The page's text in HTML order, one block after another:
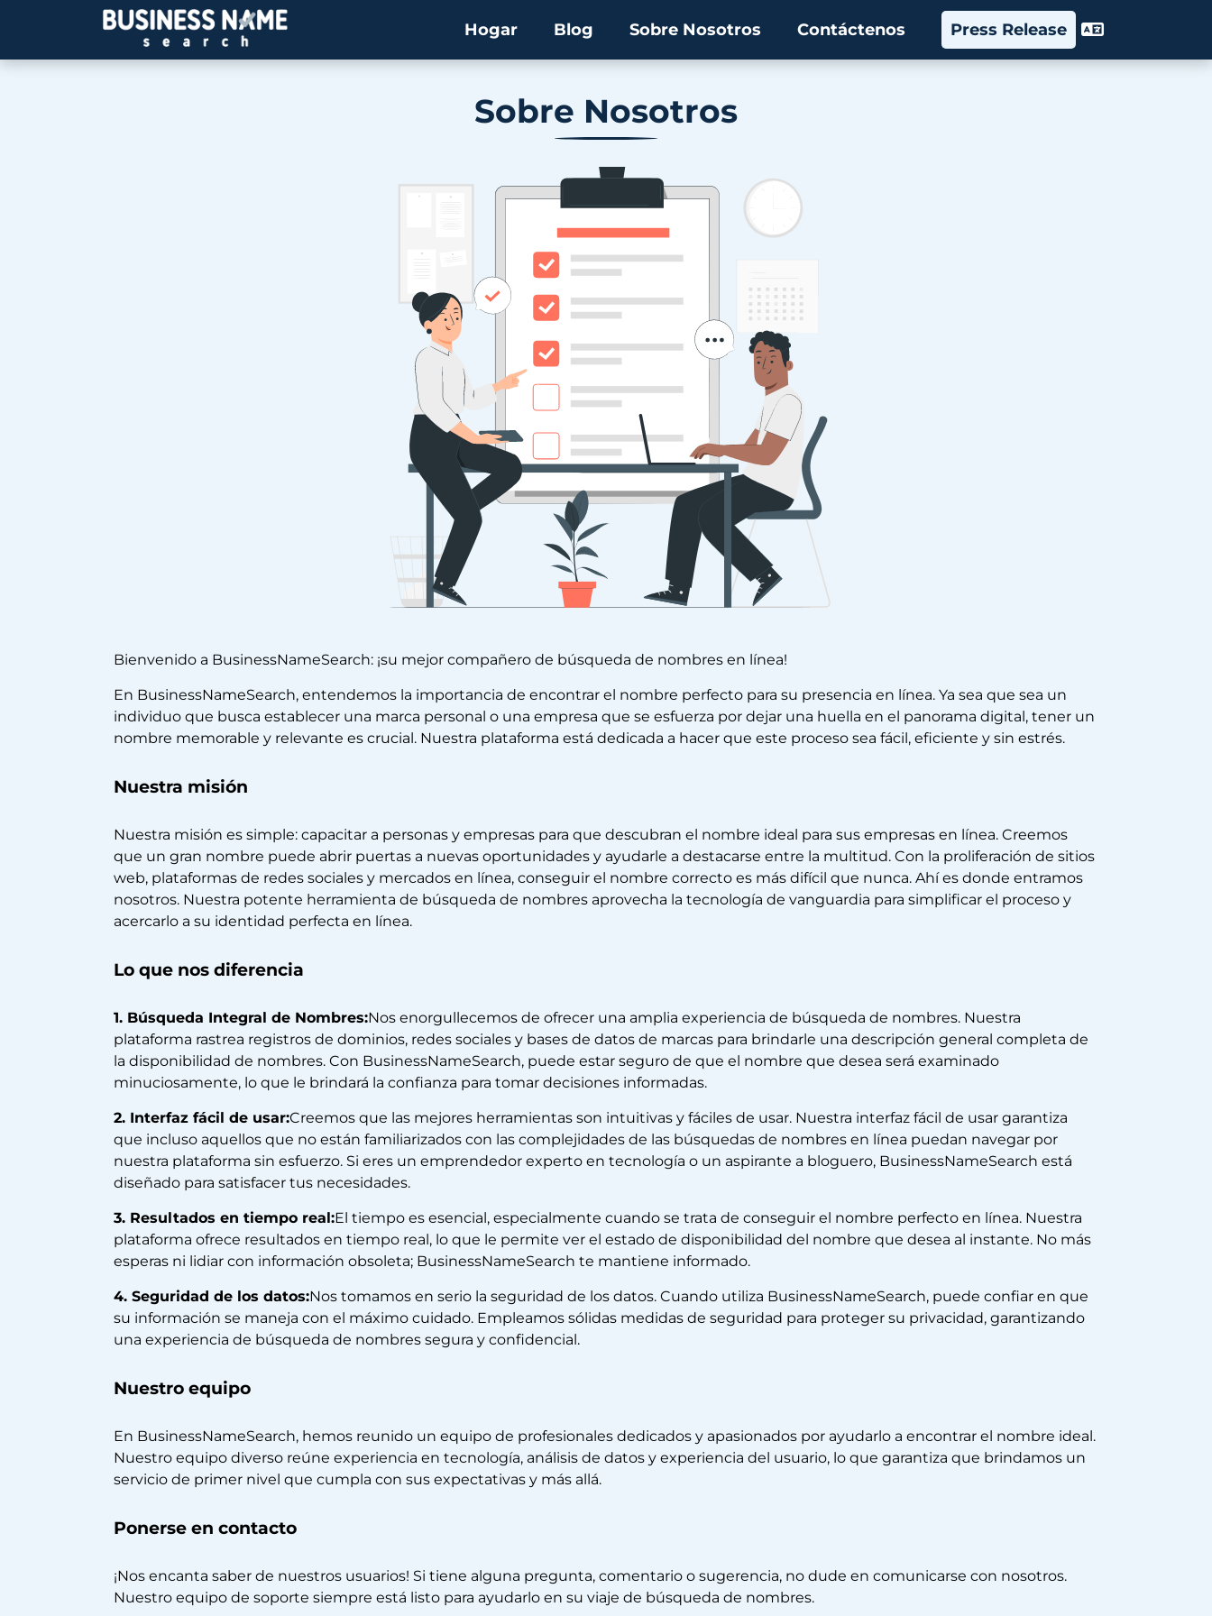
Hogar Blog Sobre Nosotros Contáctenos Press Release
Sobre Nosotros
Bienvenido a BusinessNameSearch: ¡su mejor compañero de búsqueda de nombres en línea!
En BusinessNameSearch, entendemos la importancia de encontrar el nombre perfecto para su presencia en línea. Ya sea que sea un
individuo que busca establecer una marca personal o una empresa que se esfuerza por dejar una huella en el panorama digital, tener un
nombre memorable y relevante es crucial. Nuestra plataforma está dedicada a hacer que este proceso sea fácil, eficiente y sin estrés.
Nuestra misión
Nuestra misión es simple: capacitar a personas y empresas para que descubran el nombre ideal para sus empresas en línea. Creemos
que un gran nombre puede abrir puertas a nuevas oportunidades y ayudarle a destacarse entre la multitud. Con la proliferación de sitios
web, plataformas de redes sociales y mercados en línea, conseguir el nombre correcto es más difícil que nunca. Ahí es donde entramos
nosotros. Nuestra potente herramienta de búsqueda de nombres aprovecha la tecnología de vanguardia para simplificar el proceso y
acercarlo a su identidad perfecta en línea.
Lo que nos diferencia
1. Búsqueda Integral de Nombres:Nos enorgullecemos de ofrecer una amplia experiencia de búsqueda de nombres. Nuestra
plataforma rastrea registros de dominios, redes sociales y bases de datos de marcas para brindarle una descripción general completa de
la disponibilidad de nombres. Con BusinessNameSearch, puede estar seguro de que el nombre que desea será examinado
minuciosamente, lo que le brindará la confianza para tomar decisiones informadas.
2. Interfaz fácil de usar:Creemos que las mejores herramientas son intuitivas y fáciles de usar. Nuestra interfaz fácil de usar garantiza
que incluso aquellos que no están familiarizados con las complejidades de las búsquedas de nombres en línea puedan navegar por
nuestra plataforma sin esfuerzo. Si eres un emprendedor experto en tecnología o un aspirante a bloguero, BusinessNameSearch está
diseñado para satisfacer tus necesidades.
3. Resultados en tiempo real:El tiempo es esencial, especialmente cuando se trata de conseguir el nombre perfecto en línea. Nuestra
plataforma ofrece resultados en tiempo real, lo que le permite ver el estado de disponibilidad del nombre que desea al instante. No más
esperas ni lidiar con información obsoleta; BusinessNameSearch te mantiene informado.
4. Seguridad de los datos:Nos tomamos en serio la seguridad de los datos. Cuando utiliza BusinessNameSearch, puede confiar en que
su información se maneja con el máximo cuidado. Empleamos sólidas medidas de seguridad para proteger su privacidad, garantizando
una experiencia de búsqueda de nombres segura y confidencial.
Nuestro equipo
En BusinessNameSearch, hemos reunido un equipo de profesionales dedicados y apasionados por ayudarlo a encontrar el nombre ideal.
Nuestro equipo diverso reúne experiencia en tecnología, análisis de datos y experiencia del usuario, lo que garantiza que brindamos un
servicio de primer nivel que cumpla con sus expectativas y más allá.
Ponerse en contacto
¡Nos encanta saber de nuestros usuarios! Si tiene alguna pregunta, comentario o sugerencia, no dude en comunicarse con nosotros.
Nuestro equipo de soporte siempre está listo para ayudarlo en su viaje de búsqueda de nombres.